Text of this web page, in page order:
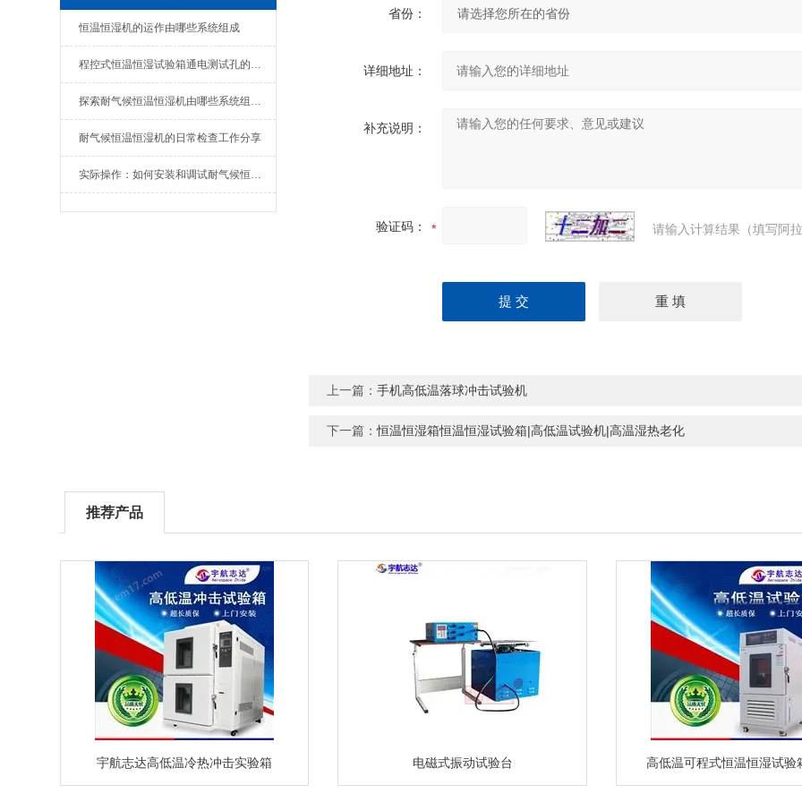
恒温恒湿机的运作由哪些系统组成
程控式恒温恒湿试验箱通电测试孔的作用
探索耐气候恒温恒湿机由哪些系统组成？
耐气候恒温恒湿机的日常检查工作分享
实际操作：如何安装和调试耐气候恒温恒湿机？
省份：
详细地址：
补充说明：
验证码： 请输入计算结果（填写阿
上一篇：手机高低温落球冲击试验机
下一篇：恒温恒湿箱恒温恒湿试验箱|高低温试验机|高温湿热老化
推荐产品
宇航志达高低温冷热冲击实验箱 电磁式振动试验台 高低温可程式恒温恒湿试验